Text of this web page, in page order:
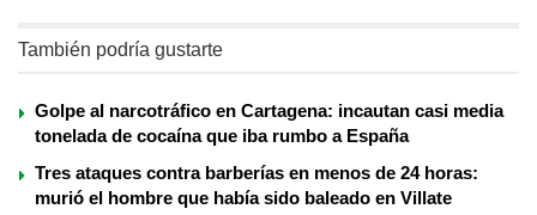
También podría gustarte
Golpe al narcotráfico en Cartagena: incautan casi media
tonelada de cocaína que iba rumbo a España
Tres ataques contra barberías en menos de 24 horas:
murió el hombre que había sido baleado en Villate